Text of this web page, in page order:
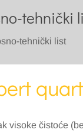
tehnički
tehnički list
visoke čistoće